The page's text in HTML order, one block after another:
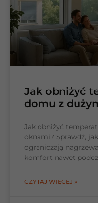
Jak obniżyć
domu z
Jak obniżyć
oknami? Sprawdź,
ograniczają
komfort nawet
CZYTAJ WIĘCEJ »